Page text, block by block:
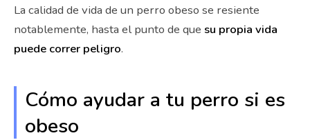
La calidad de vida de un perro obeso se resiente
notablemente, hasta el punto de que su propia vida
puede correr peligro.
Cómo ayudar a tu perro si es
obeso